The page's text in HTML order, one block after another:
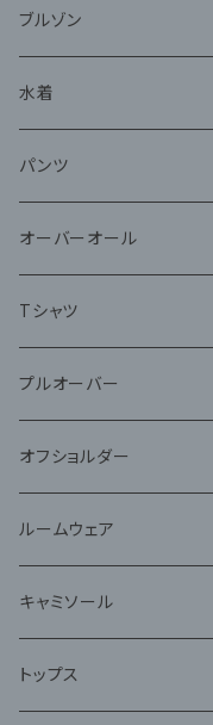
ブルゾン
水着
パンツ
オーバーオール
Tシャツ
プルオーバー
オフショルダー
ルームウェア
キャミソール
トップス